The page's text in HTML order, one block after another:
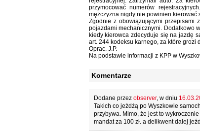
przymocować numerów
mężczyzna nigdy nie powinien kierować
Zgodnie z obowiązującymi przepisami
pojazdami mechanicznymi. Dodatkowo
kiedy kierowca zdecyduje się na jazdę
art. 244 kodeksu karnego, za które grozi
Oprac. J.P.
Na podstawie informacji z KPP w
Komentarze
Dodane przez observer, w dniu
Takich co jeżdżą po Wyszkowie
przybywa. Mimo, że jest to
mandat za 100 zł. a delikwent dalej